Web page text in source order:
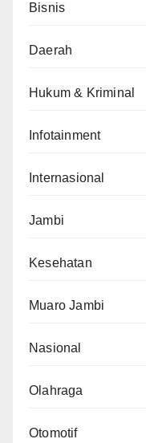
Bisnis
Daerah
Hukum & Kriminal
Infotainment
Internasional
Jambi
Kesehatan
Muaro Jambi
Nasional
Olahraga
Otomotif